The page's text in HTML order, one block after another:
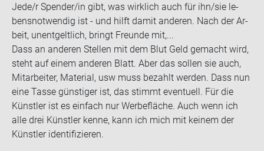
Jede/r Spen­der/in gibt, was wirk­lich auch für ihn/sie le­
bens­not­wen­dig ist - und hilft damit an­de­ren. Nach der Ar­
beit, un­ent­gelt­lich, bringt Freun­de mit,...
Dass an an­de­ren Stel­len mit dem Blut Geld ge­macht wird,
steht auf einem an­de­ren Blatt. Aber das sol­len sie auch,
Mit­ar­bei­ter, Ma­te­ri­al, usw muss be­zahlt wer­den. Dass nun
eine Tasse güns­ti­ger ist, das stimmt even­tu­ell. Für die
Künst­ler ist es ein­fach nur Wer­be­flä­che. Auch wenn ich
alle drei Künst­ler kenne, kann ich mich mit kei­nem der
Künst­ler iden­ti­fi­zie­ren.